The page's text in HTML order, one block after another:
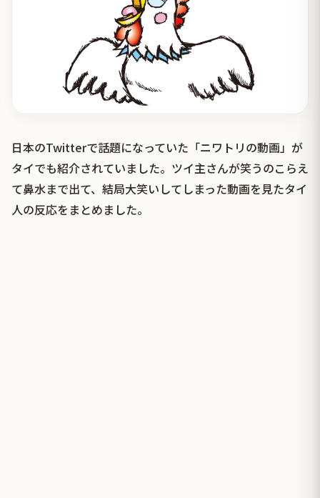
日本のTwitterで話題になっていた「ニワトリの動画」が
タイでも紹介されていました。ツイ主さんが笑うのこらえ
て鼻水まで出て、結局大笑いしてしまった動画を見たタイ
人の反応をまとめました。